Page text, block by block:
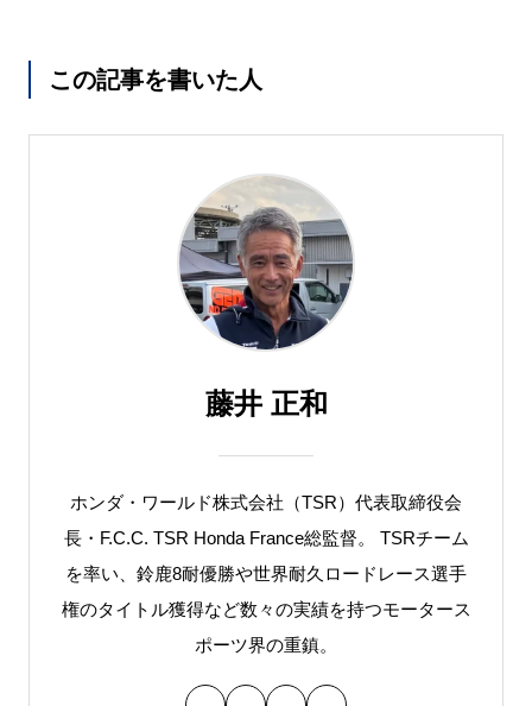
この記事を書いた人
藤井 正和
ホンダ・ワールド株式会社（TSR）代表取締役会
長・F.C.C. TSR Honda France総監督。 TSRチーム
を率い、鈴鹿8耐優勝や世界耐久ロードレース選手
権のタイトル獲得など数々の実績を持つモータース
ポーツ界の重鎮。